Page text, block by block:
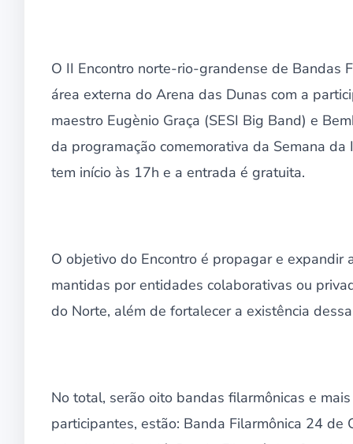
O II Encontro norte-rio-grandense de Bandas
área externa do Arena das Dunas com a
maestro Eugènio Graça (SESI Big Band) e
da programação comemorativa da Semana
tem início às 17h e a entrada é gratuita.
O objetivo do Encontro é propagar e
mantidas por entidades colaborativas ou
do Norte, além de fortalecer a existência
No total, serão oito bandas filarmônicas e
participantes, estão: Banda Filarmônica 24 de